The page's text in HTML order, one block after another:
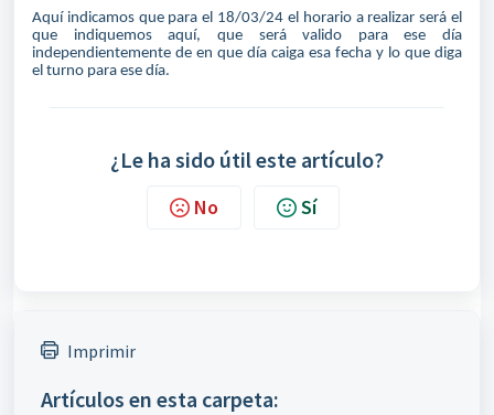
Aquí indicamos que para el 18/03/24 el horario a realizar será el
que indiquemos aquí, que será valido para ese día
independientemente de en que día caiga esa fecha y lo que diga
el turno para ese día.
¿Le ha sido útil este artículo?
No Sí
Imprimir
Artículos en esta carpeta: